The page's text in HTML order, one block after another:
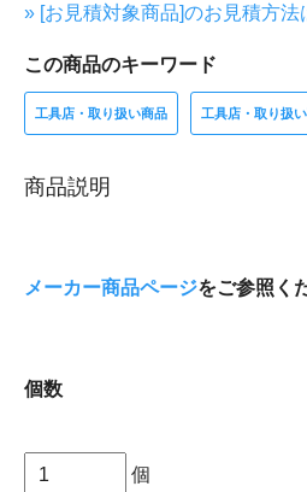
» [お見積対象商品]のお見積方法
この商品のキーワード
工具店・取り扱い商品 工具店・取り扱
商品説明
メーカー商品ページをご参照く
個数
個